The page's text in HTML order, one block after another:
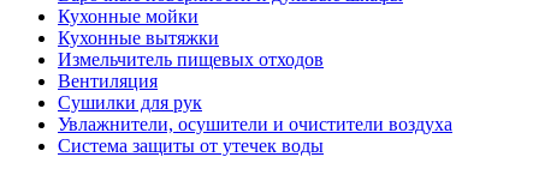
Кухонные мойки
Кухонные вытяжки
Измельчитель пищевых отходов
Вентиляция
Сушилки для рук
Увлажнители, осушители и очистители воздуха
Система защиты от утечек воды